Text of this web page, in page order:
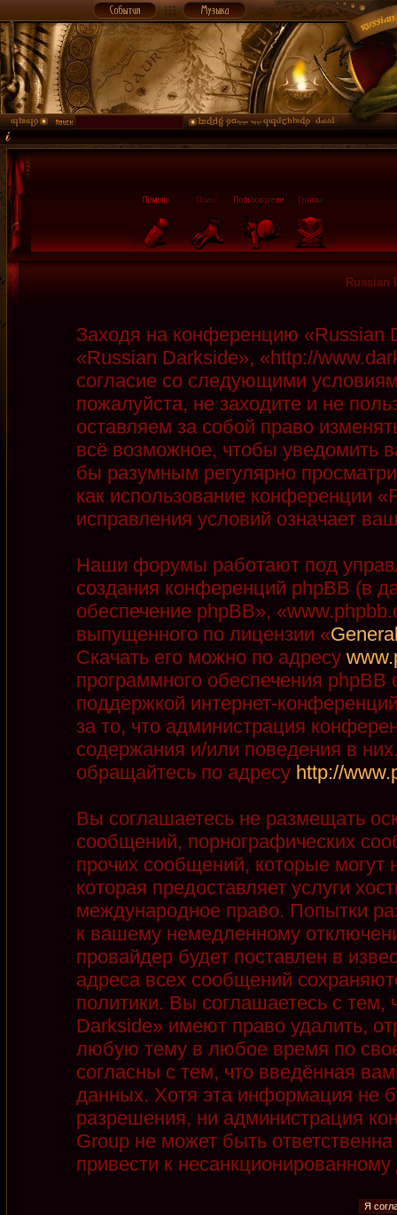
Russian
Заходя на конференцию
«Russian Darkside», «http://
согласие со следующими
пожалуйста, не заходите и не
оставляем за собой право
всё возможное, чтобы уведомить
бы разумным регулярно
как использование конференции
исправления условий означает
Наши форумы работают под
создания конференций phpBB (в
обеспечение phpBB»,
выпущенного по лицензии «
Скачать его можно по адресу
программного обеспечения phpBB
поддержкой интернет-
за то, что администрация
содержания и/или поведения в
обращайтесь по адресу http://
Вы соглашаетесь не размещать
сообщений, порнографических
прочих сообщений, которые
которая предоставляет услуги
международное право. Попытки
к вашему немедленному
провайдер будет поставлен в
адреса всех сообщений
политики. Вы соглашаетесь с
Darkside» имеют право удалить,
любую тему в любое время по
согласны с тем, что введённая
данных. Хотя эта информация не
разрешения, ни администрация
Group не может быть
привести к несанкционированному